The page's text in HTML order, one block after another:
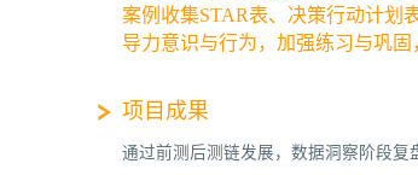
案例收集STAR表、决策行动计划
导力意识与行为，加强练习与巩固
项目成果
通过前测后测链发展，数据洞察阶段复